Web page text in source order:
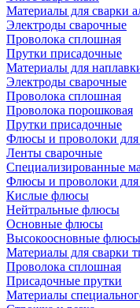
Материалы для сварки
Электроды сварочные
Проволока сплошная
Прутки присадочные
Материалы для
Электроды сварочные
Проволока сплошная
Проволока порошковая
Прутки присадочные
Флюсы и проволоки для
Ленты сварочные
Специализированные
Флюсы и проволоки для
Кислые флюсы
Нейтральные флюсы
Основные флюсы
Высокоосновные флюсы
Материалы для сварки
Проволока сплошная
Присадочные прутки
Материалы